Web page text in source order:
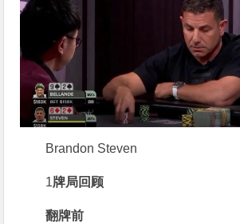
Brandon Steven
1牌局回顾
翻牌前